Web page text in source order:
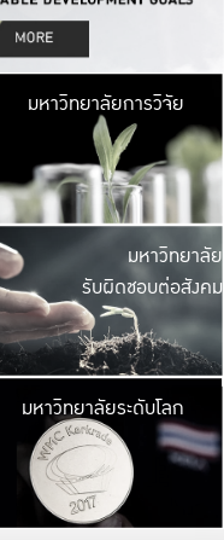
มหาวิ
มีพื้นที่เขียวสดใส
เป็นป่าในเมือง เกษต
มหาวิทยาลัยการวิจัย
มหาวิ
ค
เปิดประ
และพบเรื่องราวใ
มหาวิทยาลัย
รับผิดชอบต่อสังคม
มหาวิ
เปลี่ยนแปลง แล
เพื่อทำง
ระบบสารสนเทศ
มหาวิทยาลัยระดับโลก